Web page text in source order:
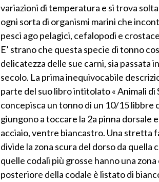
variazioni di temperatura e si trova
ogni sorta di organismi marini che
pesci ago pelagici, cefalopodi e
E’ strano che questa specie di tonno
delicatezza delle sue carni, sia
secolo. La prima inequivocabile
parte del suo libro intitolato « Animali di
concepisca un tonno di un 10/15 libbre
giungono a toccare la 2a pinna dorsale
acciaio, ventre biancastro. Una stretta
divide la zona scura del dorso da quella
quelle codali più grosse hanno una
posteriore della codale è listato di